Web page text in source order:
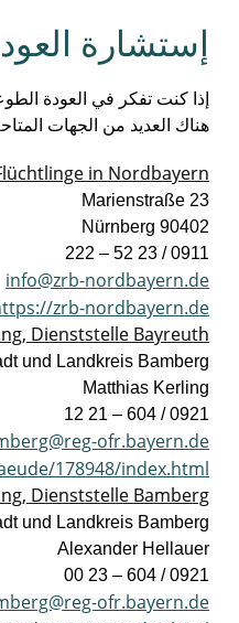
إستشارة
‏إذا كنت تفكر في العودة
هناك العديد من الجهات
in Nordbayern
Marienstraße 23
90402 Nürnberg
0911 / 23 52 – 222
info@zrb-nordbayern.de
zrb-nordbayern.de/
Dienststelle Bayreuth
und Landkreis Bamberg
Matthias Kerling
0921 / 604 – 21 12
ofr.bayern.de
178948/index.html
Dienststelle Bamberg
und Landkreis Bamberg
Alexander Hellauer
0921 / 604 – 23 00
ofr.bayern.de